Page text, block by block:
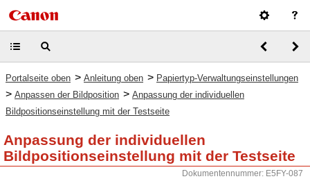
Portalseite oben > Anleitung oben > Papiertyp-Verwaltungseinstellungen
> Anpassen der Bildposition > Anpassung der individuellen
Bildpositionseinstellung mit der Testseite
Anpassung der individuellen
Bildpositionseinstellung mit der Testseite
Dokumentennummer: E5FY-087